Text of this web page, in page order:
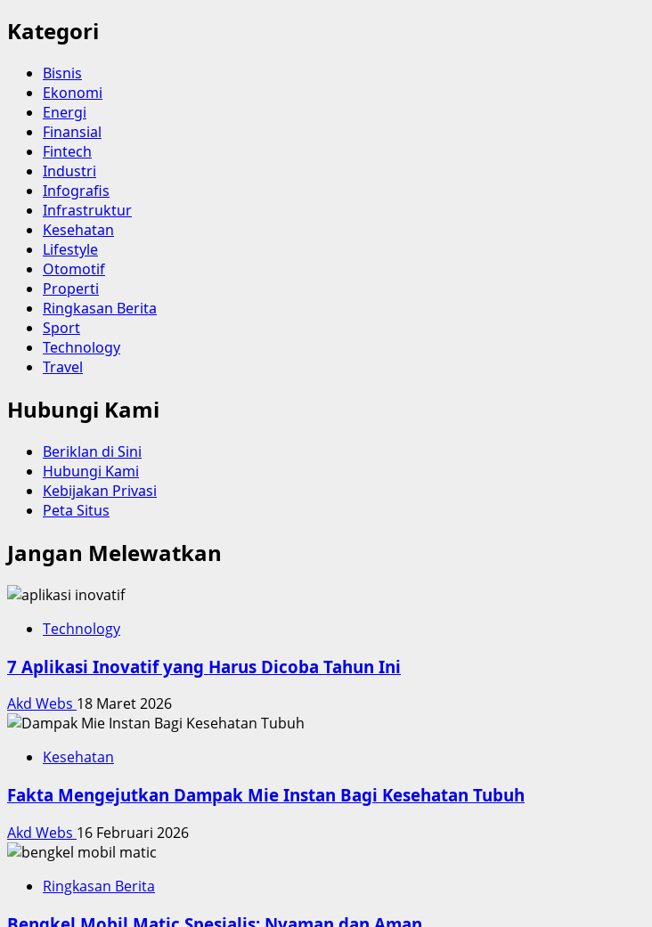
Kategori
Bisnis
Ekonomi
Energi
Finansial
Fintech
Industri
Infografis
Infrastruktur
Kesehatan
Lifestyle
Otomotif
Properti
Ringkasan Berita
Sport
Technology
Travel
Hubungi Kami
Beriklan di Sini
Hubungi Kami
Kebijakan Privasi
Peta Situs
Jangan Melewatkan
Technology
7 Aplikasi Inovatif yang Harus Dicoba Tahun Ini
Akd Webs 18 Maret 2026
Kesehatan
Fakta Mengejutkan Dampak Mie Instan Bagi Kesehatan Tubuh
Akd Webs 16 Februari 2026
Ringkasan Berita